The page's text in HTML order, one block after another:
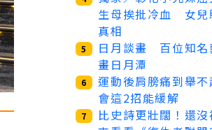
生母挨批冷血 女兒
真相
5
日月談畫 百位知名
畫日月潭
6
運動後肩膀痛到舉
會這2招能緩解
7
比史詩更壯闊！還沒